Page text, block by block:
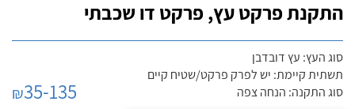
התקנת פרקט עץ, פרקט דו שכבתי
סוג העץ: עץ דובדבן
תשתית קיימת: יש לפרק פרקט/שטיח קיים
סוג התקנה: הנחה צפה
₪35-135